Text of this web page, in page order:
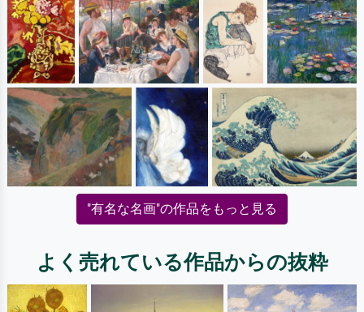
"有名な名画"の作品をもっと見る
よく売れている作品からの抜粋